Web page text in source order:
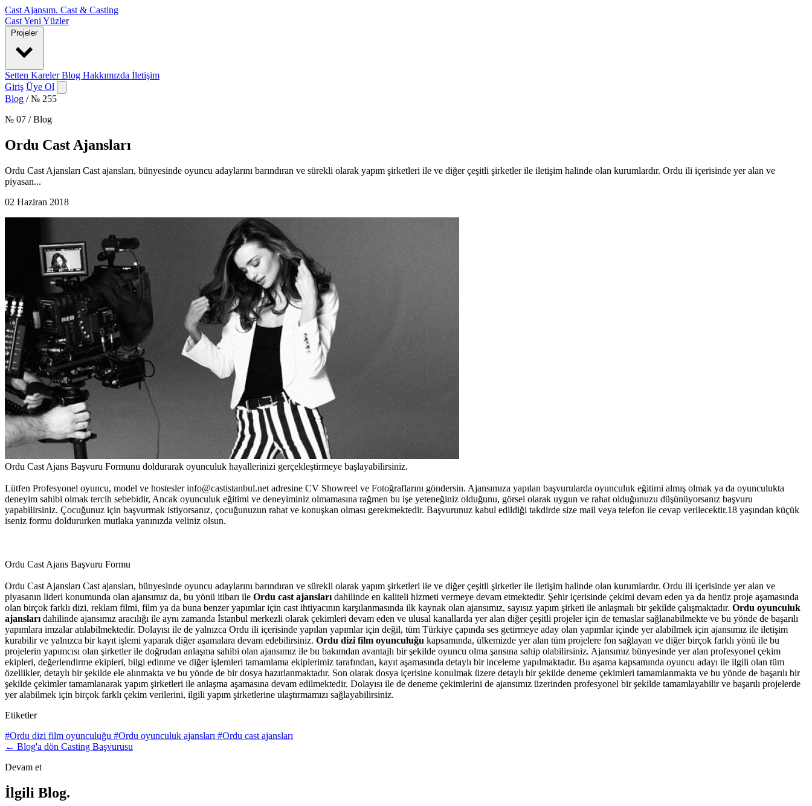
Cast Ajansım. Cast & Casting
CastYeni Yüzler
Projeler
Setten KarelerBlog Hakkımızda İletişim
Giriş Üye Ol
Blog / № 255
№ 07 / Blog
Ordu Cast Ajansları
Ordu Cast Ajansları Cast ajansları, bünyesinde oyuncu adaylarını barındıran ve sürekli olarak yapım şirketleri ile ve diğer çeşitli şirketler ile iletişim halinde olan kurumlardır. Ordu ili içerisinde yer alan ve
piyasan...
02 Haziran 2018
Ordu Cast Ajans Başvuru Formunu doldurarak oyunculuk hayallerinizi gerçekleştirmeye başlayabilirsiniz.
Lütfen Profesyonel oyuncu, model ve hosteslerinfo@castistanbul.net adresine CV Showreel ve Fotoğraflarını göndersin. Ajansımıza yapılan başvurularda oyunculuk eğitimi almış olmak ya da oyunculukta
deneyim sahibi olmak tercih sebebidir, Ancak oyunculuk eğitimi ve deneyiminiz olmamasına rağmen bu işe yeteneğiniz olduğunu, görsel olarak uygun ve rahat olduğunuzu düşünüyorsanız başvuru
yapabilirsiniz. Çocuğunuz için başvurmak istiyorsanız, çocuğunuzun rahat ve konuşkan olması gerekmektedir. Başvurunuz kabul edildiği takdirde size mail veya telefon ile cevap verilecektir.18 yaşından küçük
iseniz formu doldururken mutlaka yanınızda veliniz olsun.
Ordu Cast Ajans Başvuru Formu
Ordu Cast Ajansları Cast ajansları, bünyesinde oyuncu adaylarını barındıran ve sürekli olarak yapım şirketleri ile ve diğer çeşitli şirketler ile iletişim halinde olan kurumlardır. Ordu ili içerisinde yer alan ve
piyasanın lideri konumunda olan ajansımız da, bu yönü itibarı ile Ordu cast ajansları dahilinde en kaliteli hizmeti vermeye devam etmektedir. Şehir içerisinde çekimi devam eden ya da henüz proje aşamasında
olan birçok farklı dizi, reklam filmi, film ya da buna benzer yapımlar için cast ihtiyacının karşılanmasında ilk kaynak olan ajansımız, sayısız yapım şirketi ile anlaşmalı bir şekilde çalışmaktadır. Ordu oyunculuk
ajansları dahilinde ajansımız aracılığı ile aynı zamanda İstanbul merkezli olarak çekimleri devam eden ve ulusal kanallarda yer alan diğer çeşitli projeler için de temaslar sağlanabilmekte ve bu yönde de başarılı
yapımlara imzalar atılabilmektedir. Dolayısı ile de yalnızca Ordu ili içerisinde yapılan yapımlar için değil, tüm Türkiye çapında ses getirmeye aday olan yapımlar içinde yer alabilmek için ajansımız ile iletişim
kurabilir ve yalnızca bir kayıt işlemi yaparak diğer aşamalara devam edebilirsiniz. Ordu dizi film oyunculuğu kapsamında, ülkemizde yer alan tüm projelere fon sağlayan ve diğer birçok farklı yönü ile bu
projelerin yapımcısı olan şirketler ile doğrudan anlaşma sahibi olan ajansımız ile bu bakımdan avantajlı bir şekilde oyuncu olma şansına sahip olabilirsiniz. Ajansımız bünyesinde yer alan profesyonel çekim
ekipleri, değerlendirme ekipleri, bilgi edinme ve diğer işlemleri tamamlama ekiplerimiz tarafından, kayıt aşamasında detaylı bir inceleme yapılmaktadır. Bu aşama kapsamında oyuncu adayı ile ilgili olan tüm
özellikler, detaylı bir şekilde ele alınmakta ve bu yönde de bir dosya hazırlanmaktadır. Son olarak dosya içerisine konulmak üzere detaylı bir şekilde deneme çekimleri tamamlanmakta ve bu yönde de başarılı bir
şekilde çekimler tamamlanarak yapım şirketleri ile anlaşma aşamasına devam edilmektedir. Dolayısı ile de deneme çekimlerini de ajansımız üzerinden profesyonel bir şekilde tamamlayabilir ve başarılı projelerde
yer alabilmek için birçok farklı çekim verilerini, ilgili yapım şirketlerine ulaştırmamızı sağlayabilirsiniz.
Etiketler
#Ordu dizi film oyunculuğu #Ordu oyunculuk ajansları #Ordu cast ajansları
← Blog'a dön Casting Başvurusu
Devam et
İlgili Blog.